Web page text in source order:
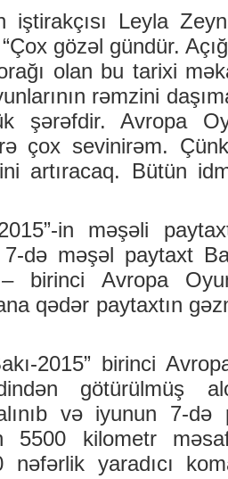
iştirakçısı Leyla
gözəl gündür.
olan bu tarixi
rəmzini
şərəfdir. Avropa
çox sevinirəm.
artıracaq. Bütün
2015”-in məşəli
7-də məşəl paytaxt
birinci Avropa
qədər paytaxtın
2015” birinci
götürülmüş
və iyunun 7-də
5500 kilometr
nəfərlik yaradıcı